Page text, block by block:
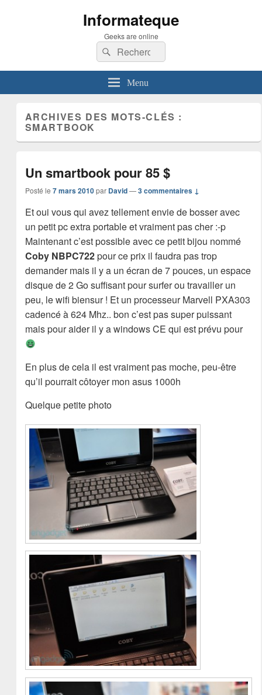
Informateque
Geeks are online
Recherche :
Rechercher
Menu
ARCHIVES DES MOTS-CLÉS :
SMARTBOOK
Un smartbook pour 85 $
Posté le 7 mars 2010 par David —3 commentaires ↓
Et oui vous qui avez tellement envie de bosser avec
un petit pc extra portable et vraiment pas cher :-p
Maintenant c’est possible avec ce petit bijou nommé
Coby NBPC722pour ce prix il faudra pas trop
demander mais il y a un écran de 7 pouces, un espace
disque de 2 Go suffisant pour surfer ou travailler un
peu, le wifi biensur ! Et un processeur Marvell PXA303
cadencé à 624 Mhz.. bon c’est pas super puissant
mais pour aider il y a windows CE qui est prévu pour
En plus de cela il est vraiment pas moche, peu-être
qu’il pourrait côtoyer mon asus 1000h
Quelque petite photo